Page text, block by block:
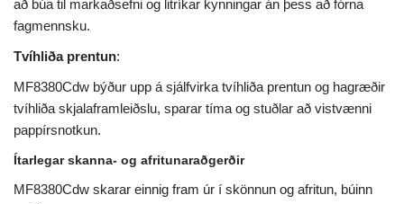
að búa til markaðsefni og litríkar kynningar án þess að fórna
fagmennsku.
Tvíhliða prentun:
MF8380Cdw býður upp á sjálfvirka tvíhliða prentun og hagræðir
tvíhliða skjalaframleiðslu, sparar tíma og stuðlar að vistvænni
pappírsnotkun.
Ítarlegar skanna- og afritunaraðgerðir
MF8380Cdw skarar einnig fram úr í skönnun og afritun, búinn